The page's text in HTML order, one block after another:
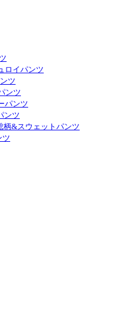
ロイパンツ
ツ
ンツ
パンツ
ンツ
柄&スウェットパンツ
ツ